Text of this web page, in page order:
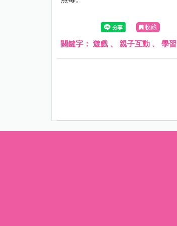
收藏
關鍵字： 遊戲、 親子互動 、 學習